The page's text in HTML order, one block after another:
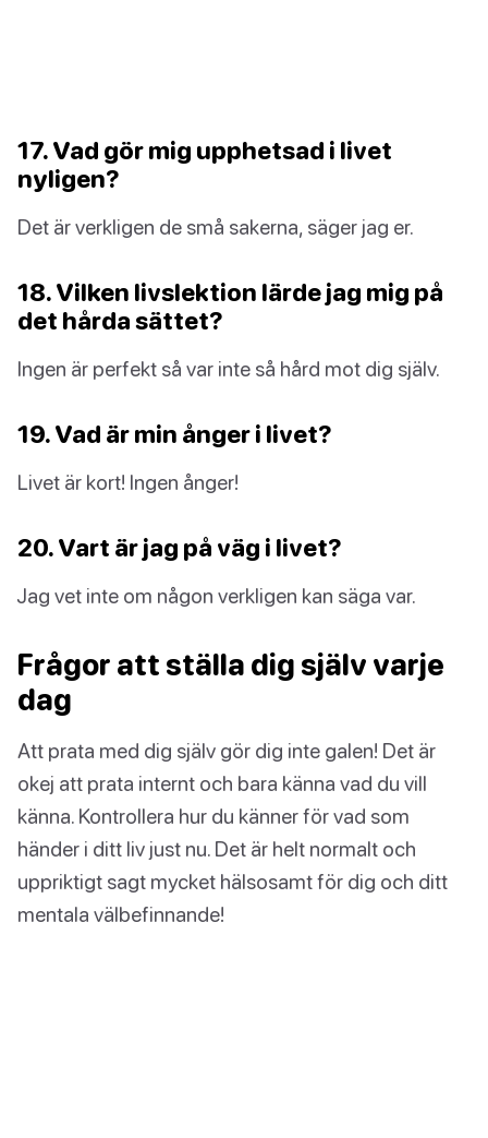
17. Vad gör mig upphetsad i livet
nyligen?
Det är verkligen de små sakerna, säger jag er.
18. Vilken livslektion lärde jag mig på
det hårda sättet?
Ingen är perfekt så var inte så hård mot dig själv.
19. Vad är min ånger i livet?
Livet är kort! Ingen ånger!
20. Vart är jag på väg i livet?
Jag vet inte om någon verkligen kan säga var.
Frågor att ställa dig själv varje
dag
Att prata med dig själv gör dig inte galen! Det är
okej att prata internt och bara känna vad du vill
känna. Kontrollera hur du känner för vad som
händer i ditt liv just nu. Det är helt normalt och
uppriktigt sagt mycket hälsosamt för dig och ditt
mentala välbefinnande!